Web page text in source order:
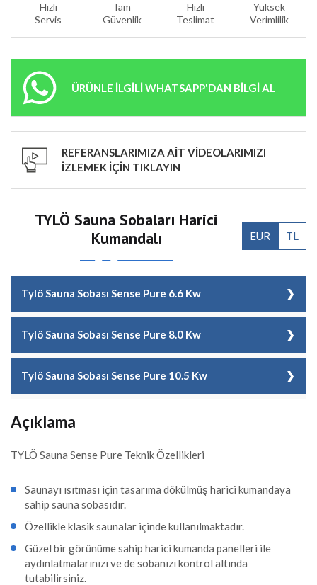
Hızlı
Servis
Tam
Güvenlik
Hızlı
Teslimat
Yüksek
Verimlilik
ÜRÜNLE İLGİLİ WHATSAPP'DAN BİLGİ AL
REFERANSLARIMIZA AİT VİDEOLARIMIZI
İZLEMEK İÇİN TIKLAYIN
TYLÖ Sauna Sobaları Harici
Kumandalı
EUR TL
Tylö Sauna Sobası Sense Pure 6.6 Kw
Malzeme Cinsi Tylö Sauna Sobası Sense Pure 6.6 Kw
Adet/Koli
Isıtma Kapasitesi
m3
Taş Kapasitesi (
20 Kg
Soba Kg 17 kg
Fiyat 0,00 EUR + KDV
Tylö Sauna Sobası Sense Pure 8.0 Kw
Malzeme Cinsi Tylö Sauna Sobası Sense Pure 8.0 Kw
Adet/Koli
Isıtma Kapasitesi
6 - 12 m3
Taş Kapasitesi (
Soba Kg 17 kg
Fiyat
Tylö Sauna Sobası Sense Pure 10.5 Kw
Kw
Adet/Koli
Isıtma Kapasitesi
m3
10 - 18 m3
Taş Kapasitesi (
kg)
20 Kg
Açıklama
TYLÖ Sauna Sense Pure Teknik Özellikleri
Saunayı ısıtması için tasarıma dökülmüş harici kumandaya
sahip sauna sobasıdır.
Özellikle klasik saunalar içinde kullanılmaktadır.
Güzel bir görünüme sahip harici kumanda panelleri ile
aydınlatmalarınızı ve de sobanızı kontrol altında
tutabilirsiniz.